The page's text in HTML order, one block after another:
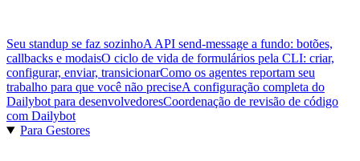
Seu standup se faz sozinhoA API send-message a fundo: botões,
callbacks e modaisO ciclo de vida de formulários pela CLI: criar,
configurar, enviar, transicionarComo os agentes reportam seu
trabalho para que você não preciseA configuração completa do
Dailybot para desenvolvedoresCoordenação de revisão de código
com Dailybot
Para Gestores